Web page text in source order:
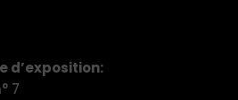
d’exposition:
7